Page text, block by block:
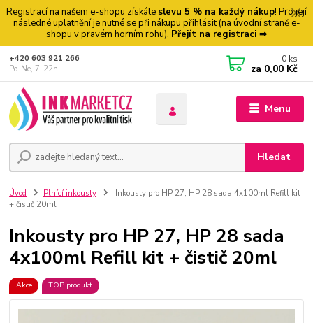
Registrací na našem e-shopu získáte slevu 5 % na každý nákup! Pro její
následné uplatnění je nutné se při nákupu přihlásit (na úvodní straně e-
shopu v pravém horním rohu). Přejít na registraci ⇒
Menu
Hledat
+420 603 921 266
Po-Ne, 7-22h
0 ks
za 0,00 Kč
Úvod Plnící inkousty
Inkousty pro HP 27, HP 28 sada 4x100ml Refill kit
+ čistič 20ml
Inkousty pro HP 27, HP 28 sada
4x100ml Refill kit + čistič 20ml
Akce TOP produkt